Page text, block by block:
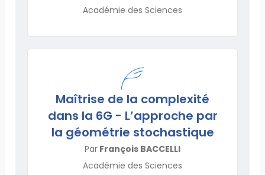
Académie des Sciences
Maîtrise de la complexité
dans la 6G - L’approche par
la géométrie stochastique
Par François BACCELLI
Académie des Sciences